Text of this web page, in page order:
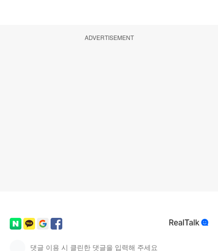
ADVERTISEMENT